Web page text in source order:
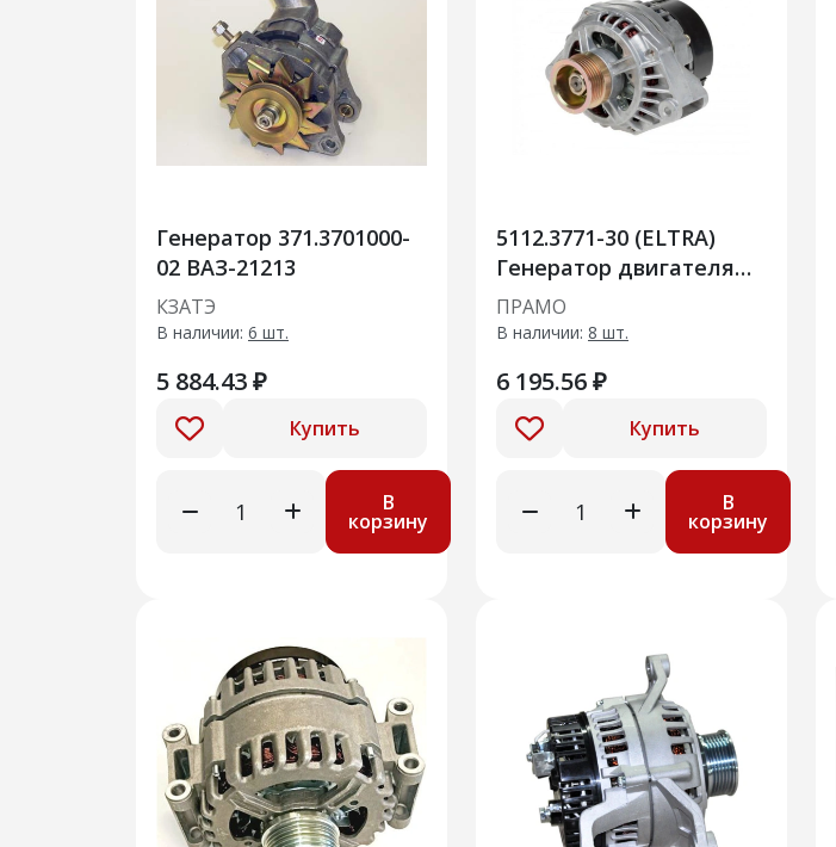
Генератор 371.3701000-
02 ВАЗ-21213
КЗАТЭ
В наличии: 6 шт.
5 884.43 ₽
Купить
В
корзину
5112.3771-30 (ELTRA)
Генератор двигателя
автомобиля ВАЗ 2123
120АМ
ПРАМО
В наличии: 8 шт.
6 195.56 ₽
Купить
В
корзину